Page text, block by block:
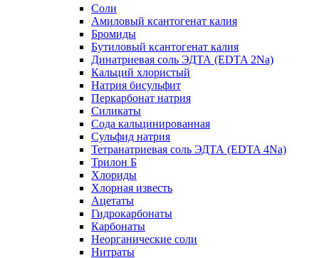
Соли
Амиловый ксантогенат калия
Бромиды
Бутиловый ксантогенат калия
Динатриевая соль ЭДТА (EDTA 2Na)
Кальций хлористый
Натрия бисульфит
Перкарбонат натрия
Силикаты
Сода кальцинированная
Сульфид натрия
Тетранатриевая соль ЭДТА (EDTA 4Na)
Трилон Б
Хлориды
Хлорная известь
Ацетаты
Гидрокарбонаты
Карбонаты
Неорганические соли
Нитраты